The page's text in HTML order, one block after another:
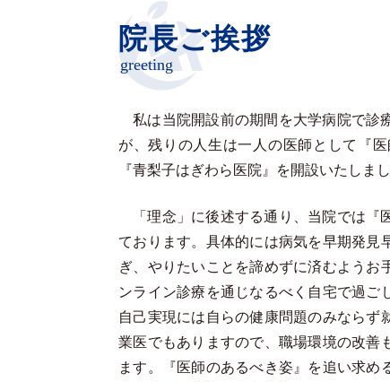
院長ご挨拶
greeting
私は当院開設前の期間を大学病院で診
が、残りの人生は一人の医師として『
『青梨子はぎわら医院』を開設いたしまし
「理念」に後述する通り、当院では
ております。具体的には病気を早期発見
ぎ、やりたいことを諦めずに済むようお
ンライン診療を通じなるべく自宅で過ご
自己実現には自らの健康問題のみなら
業医でもありますので、職場環境の改善
ます。『医師のあるべき姿』を追い求